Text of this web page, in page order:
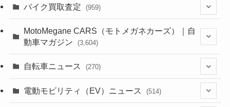
(44)
(638)
(118) (252)
(306)
(6,955)
バイク買取査定 (959)
(352)
MotoMegane CARS（モトメガネカーズ）｜自
動車マガジン
(3,604)
(185)
自転車ニュース (270)
(54)
電動モビリティ（EV）ニュース (514)